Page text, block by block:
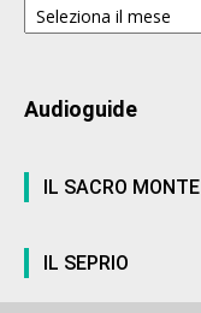
Audioguide
IL SACRO MONTE
IL SEPRIO